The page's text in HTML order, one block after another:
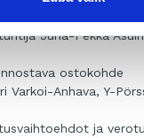
Juha-Pekka
ostokohde
Varkoi-Anhava, Y-
ja